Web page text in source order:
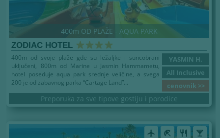
400m OD PLAŽE - AQUA PARK
ZODIAC HOTEL
YASMIN H.
All Inclusive
cenovnik >>
400m od svoje plaže gde su ležaljke i suncobrani
uključeni, 800m od Marine u Jasmin Hammametu,
hotel poseduje aqua park srednje veličine, a svega
200 je od zabavnog parka “Cartage Land”...
Preporuka za sve tipove gostiju i porodice
airplanemode_active beach_access restaurant local_bar